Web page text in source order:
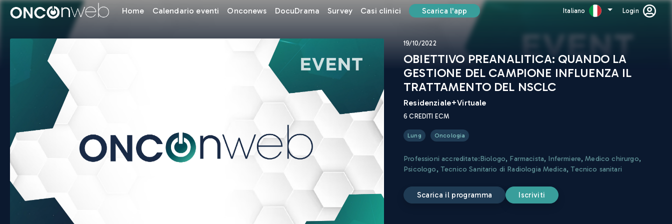
Home Calendario eventi Onconews DocuDrama Survey Casi clinici Scarica l'app Italiano Login
19/10/2022
OBIETTIVO PREANALITICA: QUANDO LA
GESTIONE DEL CAMPIONE INFLUENZA IL
TRATTAMENTO DEL NSCLC
Residenziale+Virtuale
6CREDITI ECM
Lung Oncologia
Professioni accreditate:Biologo, Farmacista, Infermiere,Medico chirurgo,
Psicologo, Tecnico Sanitario di Radiologia Medica,Tecnico sanitari
scarica il programma iscriviti